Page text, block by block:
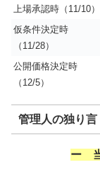
上場承認時（11/10）
仮条件決定時
（11/28）
公開価格決定時
（12/5）
管理人の独り言
ー